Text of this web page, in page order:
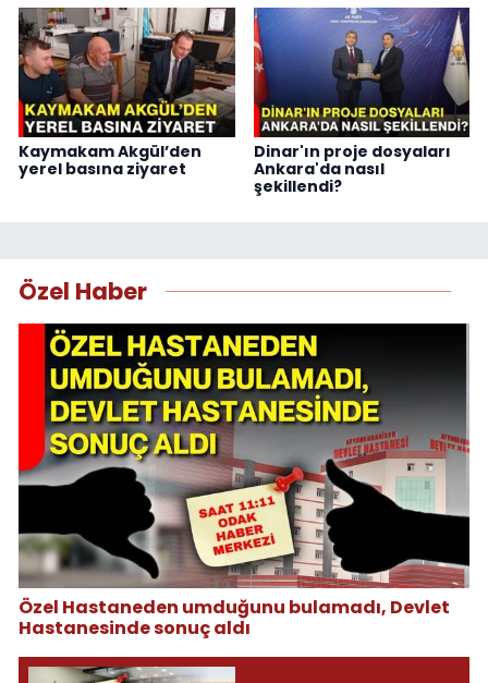
Kaymakam Akgül’den
yerel basına ziyaret
Dinar'ın proje dosyaları
Ankara'da nasıl
şekillendi?
Özel Haber
Özel Hastaneden umduğunu bulamadı, Devlet
Hastanesinde sonuç aldı